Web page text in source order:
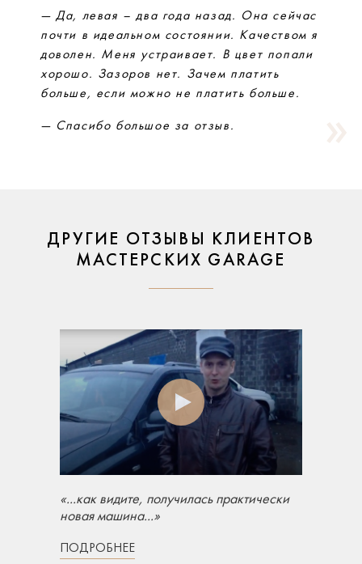
— Да, левая – два года назад. Она сейчас
почти в идеальном состоянии. Качеством я
доволен. Меня устраивает. В цвет попали
хорошо. Зазоров нет. Зачем платить
больше, если можно не платить больше.
— Спасибо большое за отзыв.
ДРУГИЕ ОТЗЫВЫ КЛИЕНТОВ
МАСТЕРСКИХ GARAGE
«...как видите, получилась практически
новая машина...»
ПОДРОБНЕЕ